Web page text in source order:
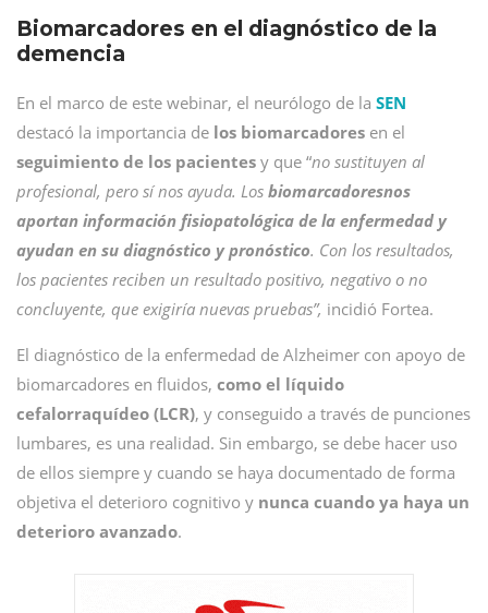
Biomarcadores en el diagnóstico de la
demencia
En el marco de este webinar, el neurólogo de la SEN
destacó la importancia de los biomarcadores en el
seguimiento de los pacientes y que “no sustituyen al
profesional, pero sí nos ayuda. Los biomarcadoresnos
aportan información fisiopatológica de la enfermedad y
ayudan en su diagnóstico y pronóstico. Con los resultados,
los pacientes reciben un resultado positivo, negativo o no
concluyente, que exigiría nuevas pruebas”, incidió Fortea.
El diagnóstico de la enfermedad de Alzheimer con apoyo de
biomarcadores en fluidos, como el líquido
cefalorraquídeo (LCR), y conseguido a través de punciones
lumbares, es una realidad. Sin embargo, se debe hacer uso
de ellos siempre y cuando se haya documentado de forma
objetiva el deterioro cognitivo y nunca cuando ya haya un
deterioro avanzado.